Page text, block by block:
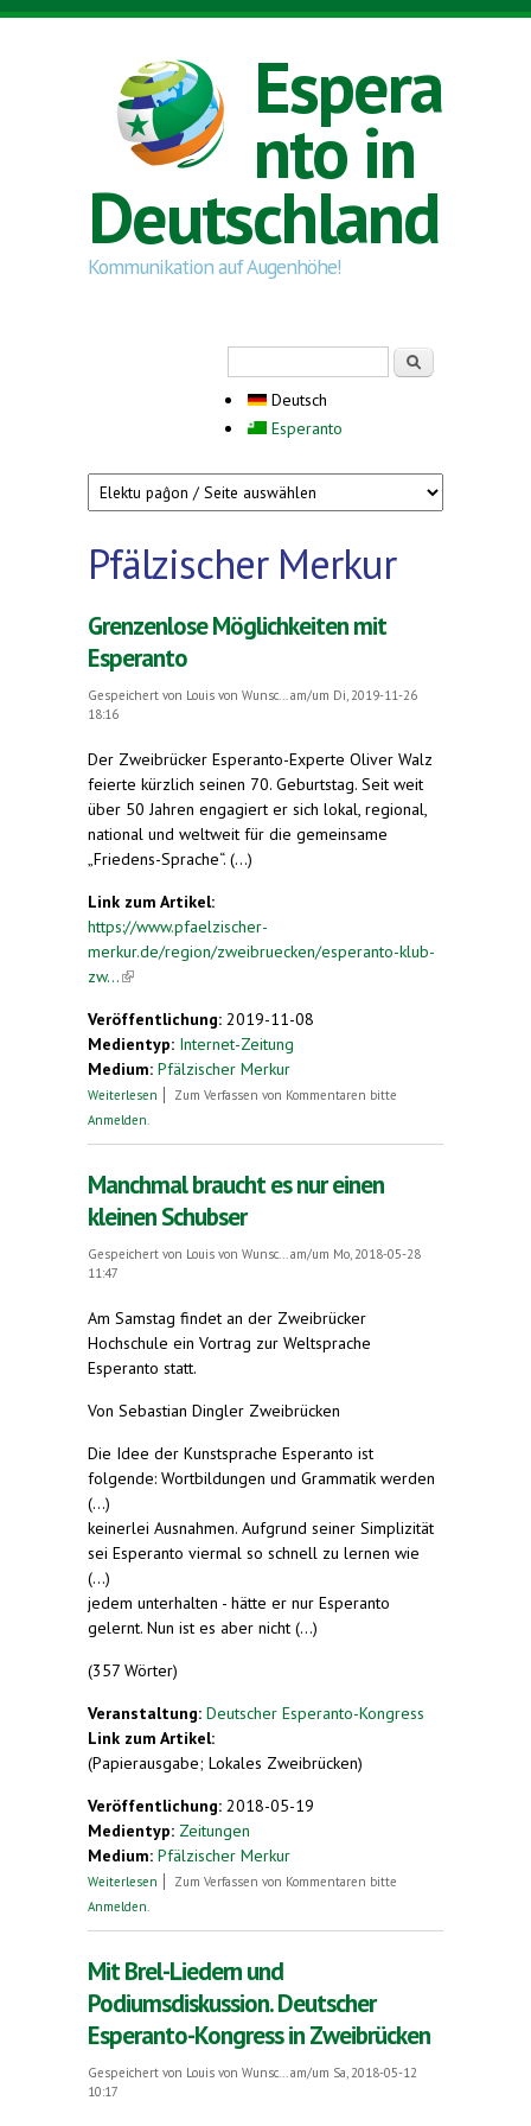
Direkt zum Inhalt
Espera
nto in
Deutschland
Kommunikation auf Augenhöhe!
Deutsch
Esperanto
Pfälzischer Merkur
Grenzenlose Möglichkeiten mit
Esperanto
Gespeichert von Louis von Wunsc...
am/um Di, 2019-11-26
18:16
Der Zweibrücker Esperanto-Experte Oliver Walz
feierte kürzlich seinen 70. Geburtstag. Seit weit
über 50 Jahren engagiert er sich lokal, regional,
national und weltweit für die gemeinsame
„Friedens-Sprache“. (...)
Link zum Artikel:
https://www.pfaelzischer-
merkur.de/region/zweibruecken/esperanto-klub-
zw...(link is external)
Veröffentlichung: 2019-11-08
Medientyp: Internet-Zeitung
Medium: Pfälzischer Merkur
Weiterlesen über Grenzenlose Möglichkeiten mit Esperanto
Zum Verfassen von Kommentaren bitte
Anmelden
Manchmal braucht es nur einen
kleinen Schubser
Gespeichert von Louis von Wunsc...
am/um Mo, 2018-05-28
11:47
Am Samstag findet an der Zweibrücker
Hochschule ein Vortrag zur Weltsprache
Esperanto statt.
Von Sebastian Dingler Zweibrücken
Die Idee der Kunstsprache Esperanto ist
folgende: Wortbildungen und Grammatik werden
(...)
keinerlei Ausnahmen. Aufgrund seiner Simplizität
sei Esperanto viermal so schnell zu lernen wie
(...)
jedem unterhalten - hätte er nur Esperanto
gelernt. Nun ist es aber nicht (...)
(357 Wörter)
Veranstaltung: Deutscher Esperanto-Kongress
Link zum Artikel:
(Papierausgabe; Lokales Zweibrücken)
Veröffentlichung: 2018-05-19
Medientyp: Zeitungen
Medium: Pfälzischer Merkur
Weiterlesen über Manchmal braucht es nur einen kleinen
Zum Verfassen von Kommentaren bitte
Anmelden
Mit Brel-Liedern und
Podiumsdiskussion. Deutscher
Esperanto-Kongress in Zweibrücken
Gespeichert von Louis von Wunsc...
am/um Sa, 2018-05-12
10:17